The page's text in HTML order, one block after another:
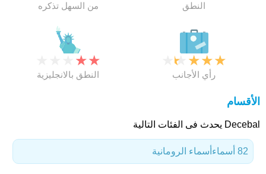
من السهل تذكره النطق
★
★
النطق بالانجليزية
★
★
★
★
رأي الأجانب
الأقسام
Decebal يحدث فى الفئات التالية
أسماء الرومانية 82 أسماء